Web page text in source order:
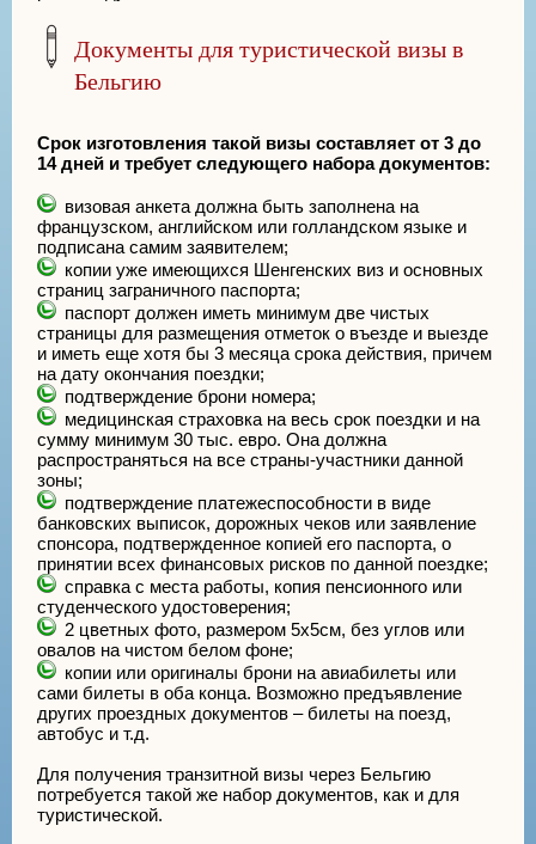
Документы для туристической визы в
Бельгию
Срок изготовления такой визы составляет от 3 до
14 дней и требует следующего набора документов:
визовая анкета должна быть заполнена на
французском, английском или голландском языке и
подписана самим заявителем;
копии уже имеющихся Шенгенских виз и основных
страниц заграничного паспорта;
паспорт должен иметь минимум две чистых
страницы для размещения отметок о въезде и выезде
и иметь еще хотя бы 3 месяца срока действия, причем
на дату окончания поездки;
подтверждение брони номера;
медицинская страховка на весь срок поездки и на
сумму минимум 30 тыс. евро. Она должна
распространяться на все страны-участники данной
зоны;
подтверждение платежеспособности в виде
банковских выписок, дорожных чеков или заявление
спонсора, подтвержденное копией его паспорта, о
принятии всех финансовых рисков по данной поездке;
справка с места работы, копия пенсионного или
студенческого удостоверения;
2 цветных фото, размером 5х5см, без углов или
овалов на чистом белом фоне;
копии или оригиналы брони на авиабилеты или
сами билеты в оба конца. Возможно предъявление
других проездных документов – билеты на поезд,
автобус и т.д.
Для получения транзитной визы через Бельгию
потребуется такой же набор документов, как и для
туристической.